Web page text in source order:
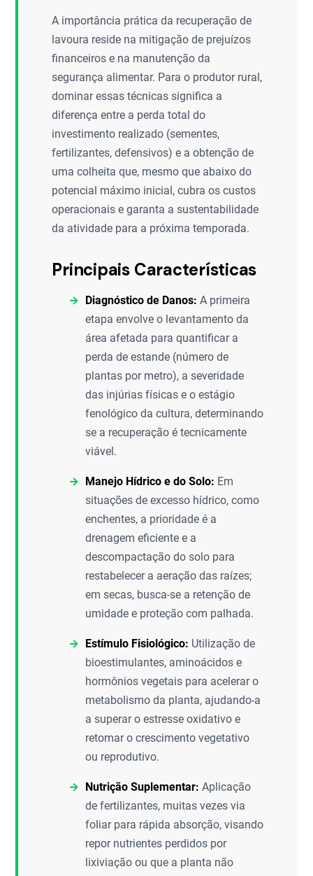
A importância prática da recuperação de
lavoura reside na mitigação de prejuízos
financeiros e na manutenção da
segurança alimentar. Para o produtor rural,
dominar essas técnicas significa a
diferença entre a perda total do
investimento realizado (sementes,
fertilizantes, defensivos) e a obtenção de
uma colheita que, mesmo que abaixo do
potencial máximo inicial, cubra os custos
operacionais e garanta a sustentabilidade
da atividade para a próxima temporada.
Principais Características
Diagnóstico de Danos: A primeira
etapa envolve o levantamento da
área afetada para quantificar a
perda de estande (número de
plantas por metro), a severidade
das injúrias físicas e o estágio
fenológico da cultura, determinando
se a recuperação é tecnicamente
viável.
Manejo Hídrico e do Solo: Em
situações de excesso hídrico, como
enchentes, a prioridade é a
drenagem eficiente e a
descompactação do solo para
restabelecer a aeração das raízes;
em secas, busca-se a retenção de
umidade e proteção com palhada.
Estímulo Fisiológico: Utilização de
bioestimulantes, aminoácidos e
hormônios vegetais para acelerar o
metabolismo da planta, ajudando-a
a superar o estresse oxidativo e
retomar o crescimento vegetativo
ou reprodutivo.
Nutrição Suplementar: Aplicação
de fertilizantes, muitas vezes via
foliar para rápida absorção, visando
repor nutrientes perdidos por
lixiviação ou que a planta não